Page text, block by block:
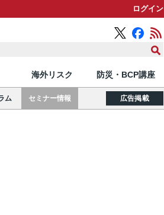
ログイン
海外リスク 防災・BCP講座
ム セミナー情報 広告掲載